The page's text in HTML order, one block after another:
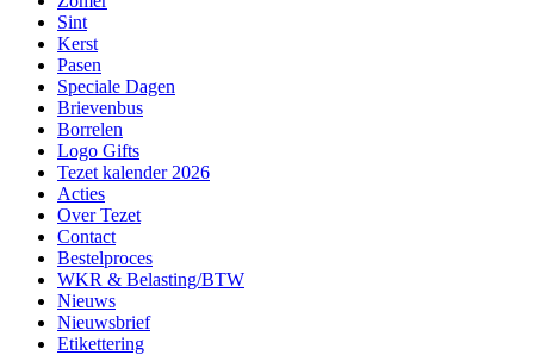
Sint
Kerst
Pasen
Speciale Dagen
Brievenbus
Borrelen
Logo Gifts
Tezet kalender 2026
Acties
Over Tezet
Contact
Bestelproces
WKR & Belasting/BTW
Nieuws
Nieuwsbrief
Etikettering